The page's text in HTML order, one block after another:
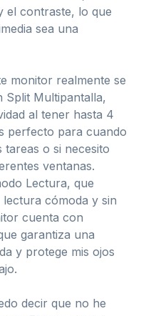
el contraste, lo que
sea una
monitor realmente se
Split Multipantalla,
al tener hasta 4
perfecto para cuando
o si necesito
ventanas.
Lectura, que
cómoda y sin
cuenta con
garantiza una
y protege mis ojos
decir que no he